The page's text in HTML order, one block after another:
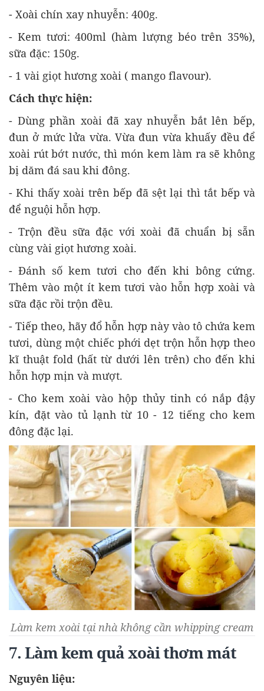
- Xoài chín xay nhuyễn: 400g.
- Kem tươi: 400ml (hàm lượng béo trên 35%),
sữa đặc: 150g.
- 1 vài giọt hương xoài ( mango flavour).
Cách thực hiện:
- Dùng phần xoài đã xay nhuyễn bắt lên bếp,
đun ở mức lửa vừa. Vừa đun vừa khuấy đều để
xoài rút bớt nước, thì món kem làm ra sẽ không
bị dăm đá sau khi đông.
- Khi thấy xoài trên bếp đã sệt lại thì tắt bếp và
để nguội hỗn hợp.
- Trộn đều sữa đặc với xoài đã chuẩn bị sẵn
cùng vài giọt hương xoài.
- Đánh số kem tươi cho đến khi bông cứng.
Thêm vào một ít kem tươi vào hỗn hợp xoài và
sữa đặc rồi trộn đều.
- Tiếp theo, hãy đổ hỗn hợp này vào tô chứa kem
tươi, dùng một chiếc phới dẹt trộn hỗn hợp theo
kĩ thuật fold (hất từ dưới lên trên) cho đến khi
hỗn hợp mịn và mượt.
- Cho kem xoài vào hộp thủy tinh có nắp đậy
kín, đặt vào tủ lạnh từ 10 - 12 tiếng cho kem
đông đặc lại.
Làm kem xoài tại nhà không cần whipping cream
7. Làm kem quả xoài thơm mát
Nguyên liệu: